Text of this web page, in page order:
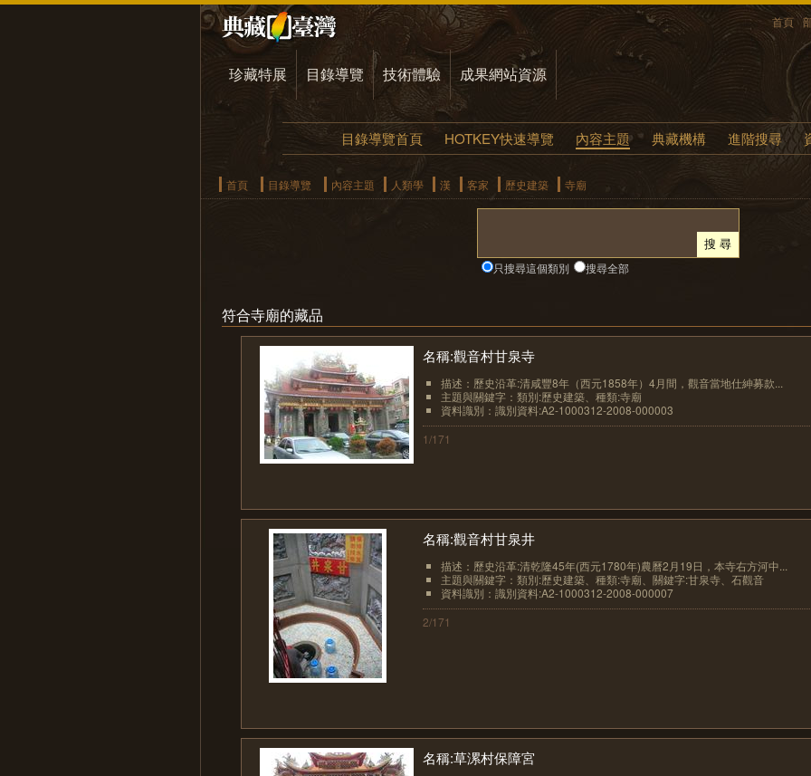
首頁
珍藏特展 目錄導覽 技術體驗 成果網站資源
目錄導覽首頁 HOTKEY快速導覽 內容主題 典藏機構 進階搜尋
首頁 目錄導覽 內容主題 人類學 漢 客家 歷史建築 寺廟
只搜尋這個類別 搜尋全部
符合寺廟的藏品
名稱:觀音村甘泉寺
描述：歷史沿革:清咸豐8年（西元1858年）4月間，觀音當地仕紳募款...
主題與關鍵字：類別:歷史建築、種類:寺廟
資料識別：識別資料:A2-1000312-2008-000003
1/171
名稱:觀音村甘泉井
描述：歷史沿革:清乾隆45年(西元1780年)農曆2月19日，本寺右方河中...
主題與關鍵字：類別:歷史建築、種類:寺廟、關鍵字:甘泉寺、石觀音
資料識別：識別資料:A2-1000312-2008-000007
2/171
名稱:草漯村保障宮